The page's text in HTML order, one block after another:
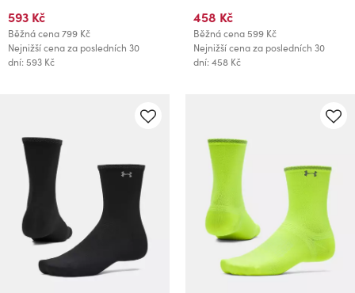
593 Kč
Běžná cena799 Kč
Nejnižší cena za posledních 30
dní: 593 Kč
458 Kč
Běžná cena599 Kč
Nejnižší cena za posledních 30
dní: 458 Kč